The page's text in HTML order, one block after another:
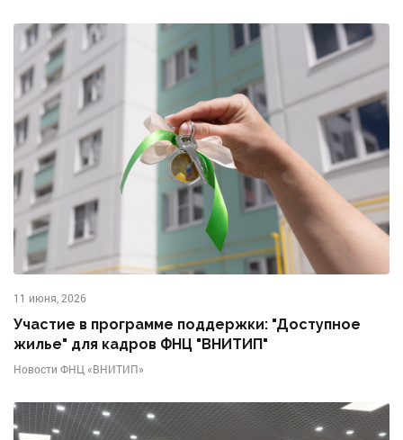
11 июня, 2026
Участие в программе поддержки: "Доступное
жилье" для кадров ФНЦ "ВНИТИП"
Новости ФНЦ «ВНИТИП»